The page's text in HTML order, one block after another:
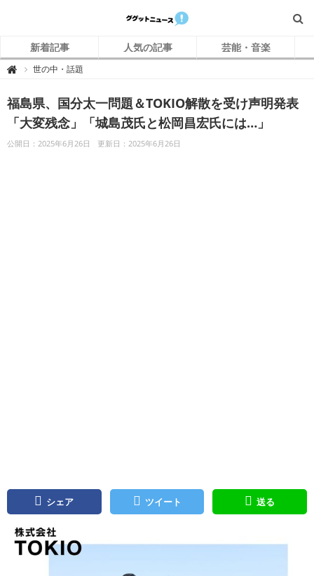
新着記事 人気の記事 芸能・音楽
 グ
ニ
ュ
ー
ス
世の中・話題
福島県、国分太一問題＆TOKIO解散を受け声明発表
「大変残念」「城島茂氏と松岡昌宏氏には…」
公開日：2025年6月26日 更新日：2025年6月26日
シェア ツイート 送る